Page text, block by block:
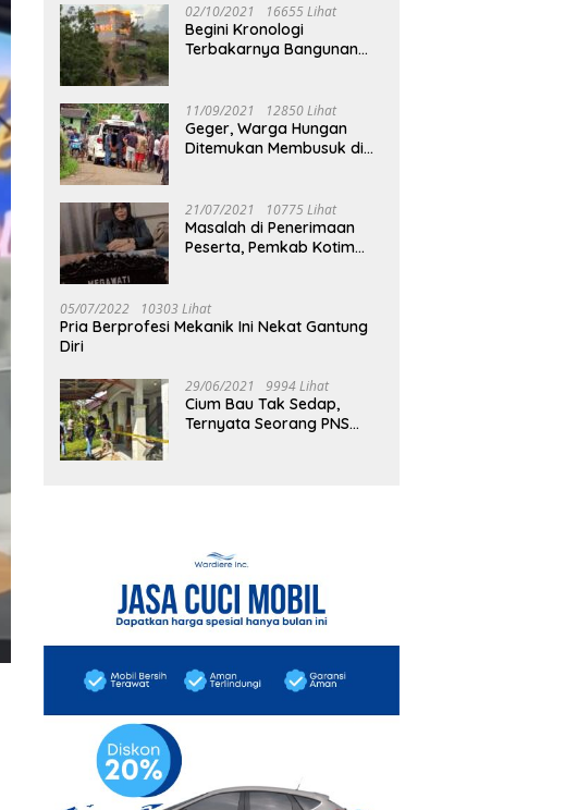
02/10/2021 16655 Lihat
Begini Kronologi
Terbakarnya Bangunan
11/09/2021 12850 Lihat
Geger, Warga Hungan
Ditemukan Membusuk di
21/07/2021 10775 Lihat
Masalah di Penerimaan
Peserta, Pemkab Kotim
05/07/2022 10303 Lihat
Pria Berprofesi Mekanik Ini Nekat Gantung
Diri
29/06/2021 9994 Lihat
Cium Bau Tak Sedap,
Ternyata Seorang PNS